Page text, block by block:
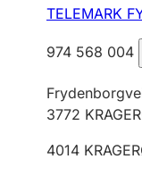
TELEMARK
974 568 004
3772
4014